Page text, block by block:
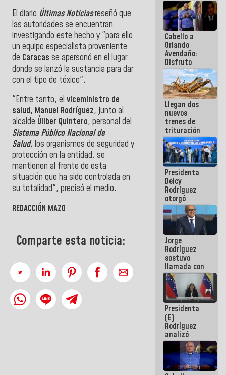
El diario Últimas Noticiasreseñó que
las autoridades se encuentran
investigando este hecho y "para ello
un equipo especialista proveniente
de Caracas se apersonó en el lugar
donde se lanzó la sustancia para dar
con el tipo de tóxico".
"Entre tanto, el viceministro de
salud, Manuel Rodríguez, junto al
alcalde Úliber Quintero, personal del
Sistema Público Nacional de
Salud, los organismos de seguridad y
protección en la entidad, se
mantienen al frente de esta
situación que ha sido controlada en
su totalidad", precisó el medio.
REDACCIÓN MAZO
Comparte esta noticia:
Cabello a
Orlando
Avendaño:
Disfruto
cada vez
que escribes
porque lo
que haces
es
embarrarla
Llegan dos
nuevos
trenes de
trituración
para
optimizar
manejo de
escombros
en La Guaira
Presidenta
Delcy
Rodríguez
otorgó
medalla
"Héroe de
Venezuela"
a servidores
públicos
Jorge
Rodríguez
sostuvo
llamada con
Dinorah
Figuera y
acuerdan
primer
encuentro
presencial
para el
diálogo
Presidenta
(E)
Rodríguez
analizó
junto a
gobernadores
planes de
recuperación